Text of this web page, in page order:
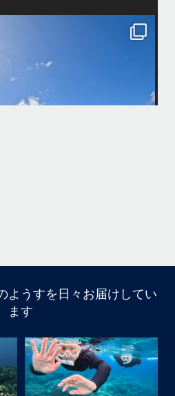
にありがとうございました
ボート、SUP、パラセーリングなどな
々お楽しみ頂きましたよ〜
中開催できたので何よりです
して頂けたら嬉しいです
ーザーチャーター
にありがとうございました
バナナボート、SUP、パラセーリ
拠点に色々お楽しみ頂きました
よ〜
・
中開催できたので何よりです
ようすを日々お届けしてい
ます